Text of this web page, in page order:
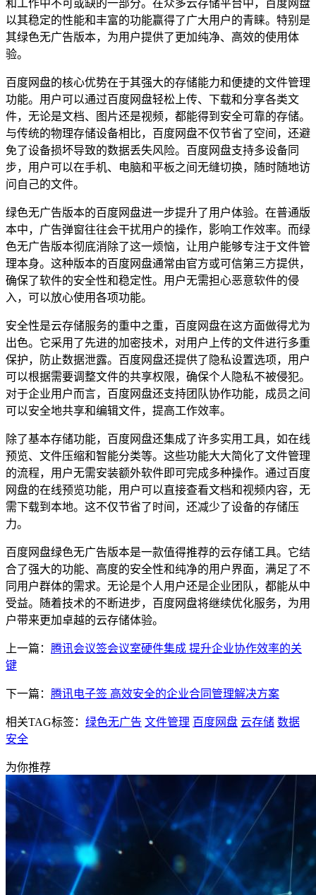
和工作中不可或缺的一部分。在众多云存储平台中，百度网盘
以其稳定的性能和丰富的功能赢得了广大用户的青睐。特别是
其绿色无广告版本，为用户提供了更加纯净、高效的使用体
验。
百度网盘的核心优势在于其强大的存储能力和便捷的文件管理
功能。用户可以通过百度网盘轻松上传、下载和分享各类文
件，无论是文档、图片还是视频，都能得到安全可靠的存储。
与传统的物理存储设备相比，百度网盘不仅节省了空间，还避
免了设备损坏导致的数据丢失风险。百度网盘支持多设备同
步，用户可以在手机、电脑和平板之间无缝切换，随时随地访
问自己的文件。
绿色无广告版本的百度网盘进一步提升了用户体验。在普通版
本中，广告弹窗往往会干扰用户的操作，影响工作效率。而绿
色无广告版本彻底消除了这一烦恼，让用户能够专注于文件管
理本身。这种版本的百度网盘通常由官方或可信第三方提供，
确保了软件的安全性和稳定性。用户无需担心恶意软件的侵
入，可以放心使用各项功能。
安全性是云存储服务的重中之重，百度网盘在这方面做得尤为
出色。它采用了先进的加密技术，对用户上传的文件进行多重
保护，防止数据泄露。百度网盘还提供了隐私设置选项，用户
可以根据需要调整文件的共享权限，确保个人隐私不被侵犯。
对于企业用户而言，百度网盘还支持团队协作功能，成员之间
可以安全地共享和编辑文件，提高工作效率。
除了基本存储功能，百度网盘还集成了许多实用工具，如在线
预览、文件压缩和智能分类等。这些功能大大简化了文件管理
的流程，用户无需安装额外软件即可完成多种操作。通过百度
网盘的在线预览功能，用户可以直接查看文档和视频内容，无
需下载到本地。这不仅节省了时间，还减少了设备的存储压
力。
百度网盘绿色无广告版本是一款值得推荐的云存储工具。它结
合了强大的功能、高度的安全性和纯净的用户界面，满足了不
同用户群体的需求。无论是个人用户还是企业团队，都能从中
受益。随着技术的不断进步，百度网盘将继续优化服务，为用
户带来更加卓越的云存储体验。
上一篇： 腾讯会议签会议室硬件集成 提升企业协作效率的关
键
下一篇： 腾讯电子签 高效安全的企业合同管理解决方案
相关TAG标签： 绿色无广告 文件管理 百度网盘 云存储 数据
安全
为你推荐